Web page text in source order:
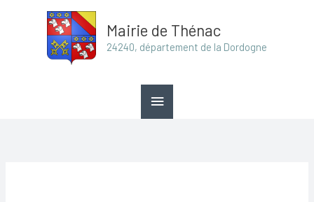
Mairie de Thénac
24240, département de la Dordogne
principal